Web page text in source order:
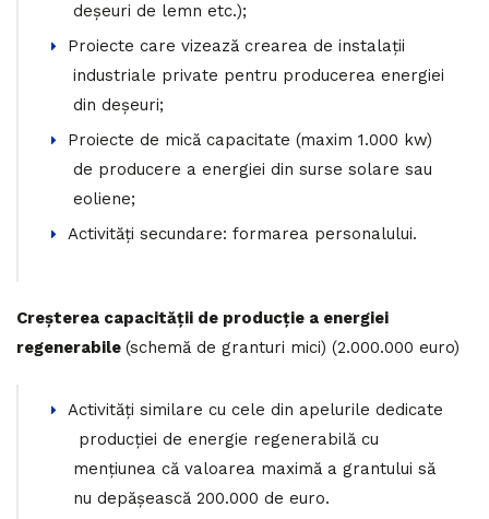
deșeuri de lemn etc.);
Proiecte care vizează crearea de instalații
industriale private pentru producerea energiei
din deșeuri;
Proiecte de mică capacitate (maxim 1.000 kw)
de producere a energiei din surse solare sau
eoliene;
Activități secundare: formarea personalului.
Creșterea capacității de producție a energiei
regenerabile (schemă de granturi mici) (2.000.000 euro)
Activități similare cu cele din apelurile dedicate
producției de energie regenerabilă cu
mențiunea că valoarea maximă a grantului să
nu depășească 200.000 de euro.